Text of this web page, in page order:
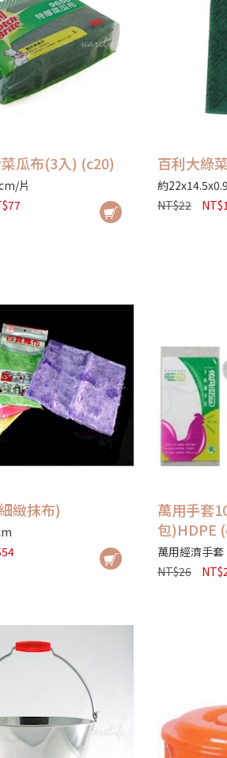
瓜布(3入) (c20)
片
百利大綠
約
NT$22
緻抹布)
萬用手套
包)HDPE
萬用經濟手套
NT$26